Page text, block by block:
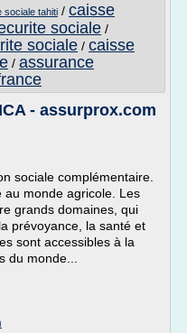
sociale tahiti / caisse
sociale /
sociale / caisse
/ assurance
- assurprox.com
sociale complémentaire.
au monde agricole. Les
grands domaines, qui
prévoyance, la santé et
sont accessibles à la
du monde...